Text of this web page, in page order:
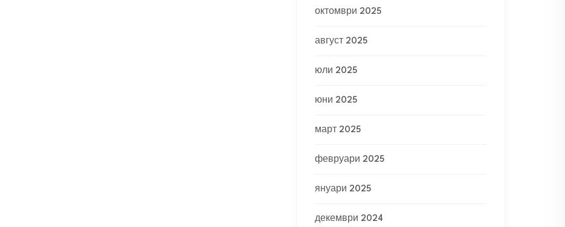
октомври 2025
август 2025
юли 2025
юни 2025
март 2025
февруари 2025
януари 2025
декември 2024